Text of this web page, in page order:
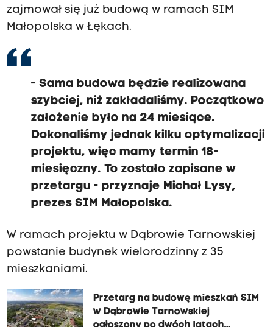
zajmował się już budową w ramach SIM
Małopolska w Łękach.
- Sama budowa będzie realizowana
szybciej, niż zakładaliśmy. Początkowo
założenie było na 24 miesiące.
Dokonaliśmy jednak kilku optymalizacji
projektu, więc mamy termin 18-
miesięczny. To zostało zapisane w
przetargu - przyznaje Michał Lysy,
prezes SIM Małopolska.
W ramach projektu w Dąbrowie Tarnowskiej
powstanie budynek wielorodzinny z 35
mieszkaniami.
Przetarg na budowę mieszkań SIM
w Dąbrowie Tarnowskiej